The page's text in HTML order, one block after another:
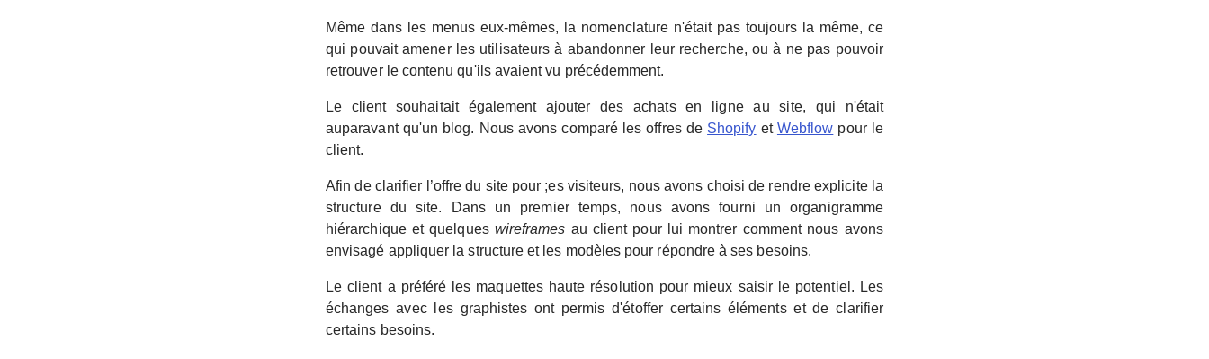
Même dans les menus eux-mêmes, la nomenclature n'était pas toujours la même, ce
qui pouvait amener les utilisateurs à abandonner leur recherche, ou à ne pas pouvoir
retrouver le contenu qu'ils avaient vu précédemment.
Le client souhaitait également ajouter des achats en ligne au site, qui n'était
auparavant qu'un blog. Nous avons comparé les offres de Shopify et Webflow pour le
client.
Afin de clarifier l’offre du site pour ;es visiteurs, nous avons choisi de rendre explicite la
structure du site. Dans un premier temps, nous avons fourni un organigramme
hiérarchique et quelques wireframes au client pour lui montrer comment nous avons
envisagé appliquer la structure et les modèles pour répondre à ses besoins.
Le client a préféré les maquettes haute résolution pour mieux saisir le potentiel. Les
échanges avec les graphistes ont permis d'étoffer certains éléments et de clarifier
certains besoins.